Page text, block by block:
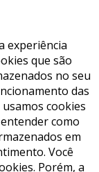
experiência
que são
no seu
das
cookies
como
em
Você
Porém, a